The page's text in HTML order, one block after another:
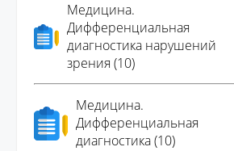
Медицина.
Дифференциальная
диагностика нарушений
зрения (10)
Медицина.
Дифференциальная
диагностика (10)